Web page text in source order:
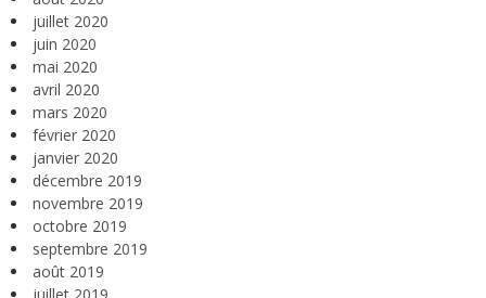
juillet 2020
juin 2020
mai 2020
avril 2020
mars 2020
février 2020
janvier 2020
décembre 2019
novembre 2019
octobre 2019
septembre 2019
août 2019